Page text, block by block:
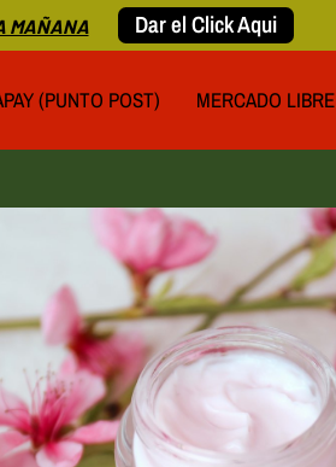
MAÑANA Dar el Click Aqui
(PUNTO POST) MERCADO LIBRE